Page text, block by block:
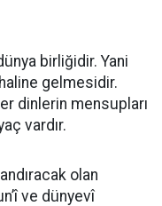
birliğidir. Yani
gelmesidir.
dinlerin mensupları
vardır.
olan
ve dünyevî